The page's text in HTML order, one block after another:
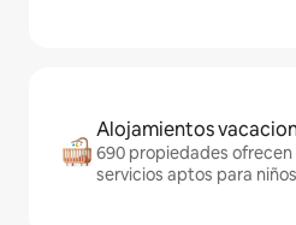
Alojamientos
690 propiedades
servicios aptos para niños